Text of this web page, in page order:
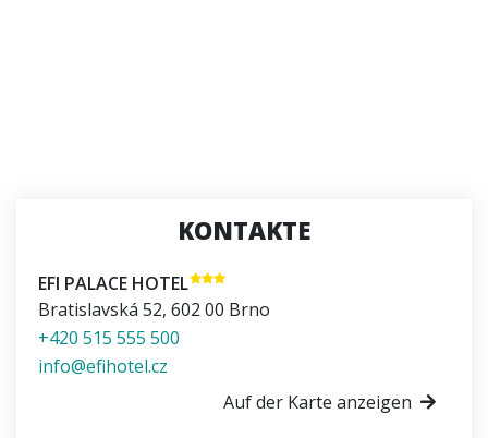
KONTAKTE
EFI PALACE HOTEL
Bratislavská 52, 602 00 Brno
+420 515 555 500
info@efihotel.cz
Auf der Karte anzeigen